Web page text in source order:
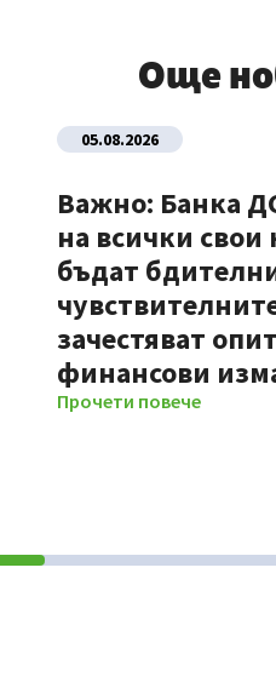
Още
05.08.2026
Важно: Банка
на всички
бъдат
зачестяват
финансови
Прочети повече